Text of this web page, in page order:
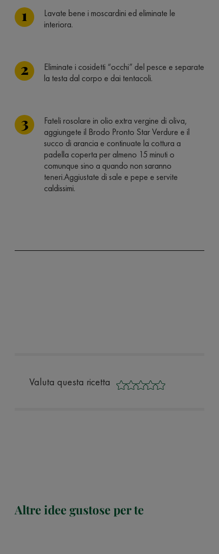
Lavate bene i moscardini ed eliminate le
interiora.
Eliminate i cosidetti “occhi” del pesce e separate
la testa dal corpo e dai tentacoli.
Fateli rosolare in olio extra vergine di oliva,
aggiungete il Brodo Pronto Star Verdure e il
succo di arancia e continuate la cottura a
padella coperta per almeno 15 minuti o
comunque sino a quando non saranno
teneri.Aggiustate di sale e pepe e servite
caldissimi.
Valuta questa ricetta
Altre idee gustose per te